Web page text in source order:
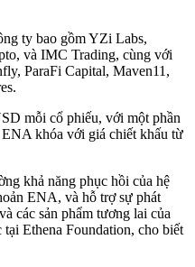
ty bao gồm YZi Labs,
và IMC Trading, cùng với
ParaFi Capital, Maven11,
mỗi cổ phiếu, với một phần
khóa với giá chiết khấu từ
khả năng phục hồi của hệ
ENA, và hỗ trợ sự phát
các sản phẩm tương lai của
Ethena Foundation, cho biết